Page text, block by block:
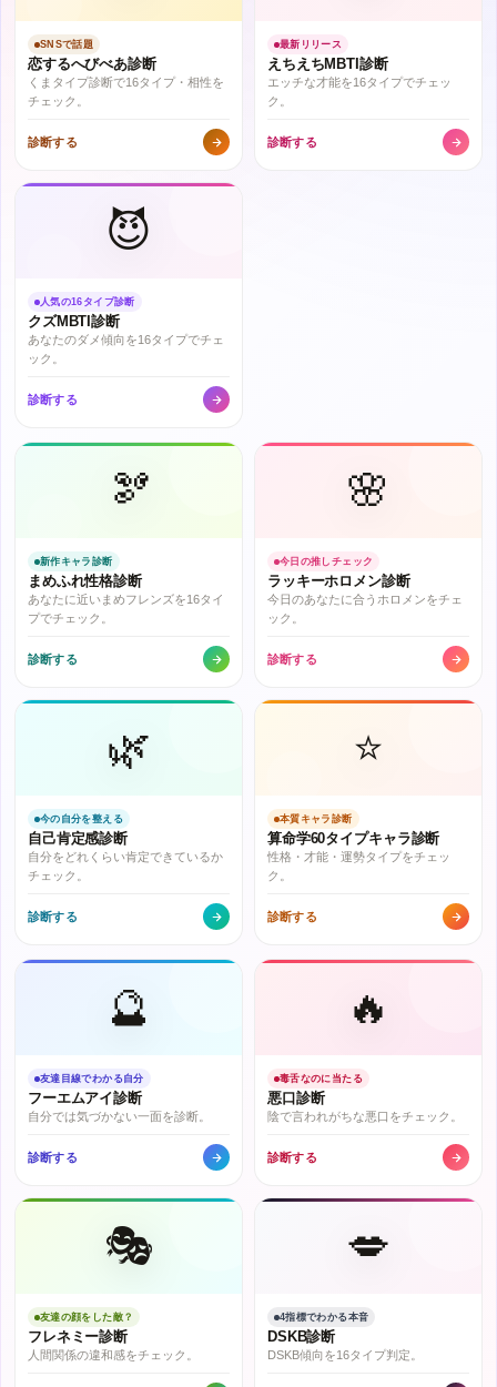
SNSで話題
恋するへびべあ診断
くまタイプ診断で16タイプ・相性を
チェック。
診断する
最新リリース
えちえちMBTI診断
エッチな才能を16タイプでチェッ
ク。
診断する
😈
人気の16タイプ診断
クズMBTI診断
あなたのダメ傾向を16タイプでチェ
ック。
診断する
🫘
新作キャラ診断
まめふれ性格診断
あなたに近いまめフレンズを16タイ
プでチェック。
診断する
🌸
今日の推しチェック
ラッキーホロメン診断
今日のあなたに合うホロメンをチェ
ック。
診断する
🌿
今の自分を整える
自己肯定感診断
自分をどれくらい肯定できているか
チェック。
診断する
⭐
本質キャラ診断
算命学60タイプキャラ診断
性格・才能・運勢タイプをチェッ
ク。
診断する
🔮
友達目線でわかる自分
フーエムアイ診断
自分では気づかない一面を診断。
診断する
🔥
毒舌なのに当たる
悪口診断
陰で言われがちな悪口をチェック。
診断する
🎭
友達の顔をした敵？
フレネミー診断
人間関係の違和感をチェック。
💋
4指標でわかる本音
DSKB診断
DSKB傾向を16タイプ判定。